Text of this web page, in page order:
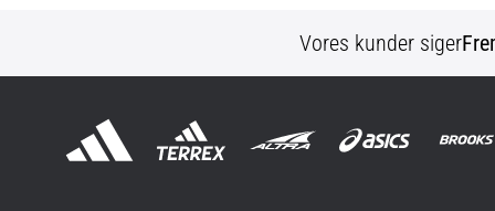
Vores kunder siger